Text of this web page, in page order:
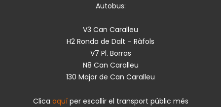
Autobus:
V3 Can Caralleu
H2 Ronda de Dalt – Ràfols
V7 Pl. Borras
N8 Can Caralleu
130 Major de Can Caralleu
Clica aquí per escollir el transport públic més